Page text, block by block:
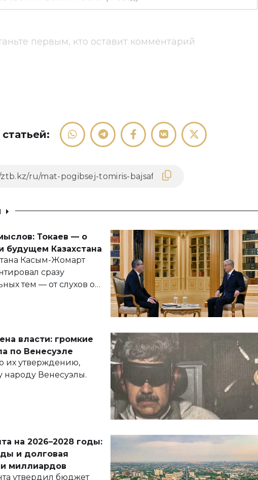
первым, кто оставит комментарий
Токаев — о
будущем Казахстана
Касым-Жомарт
сразу
тем — от слухов о
и личного здоровья.
власти: громкие
по Венесуэле
их утверждению,
народу Венесуэлы.
на 2026–2028 годы:
и долговая
миллиардов
утвердил бюджет